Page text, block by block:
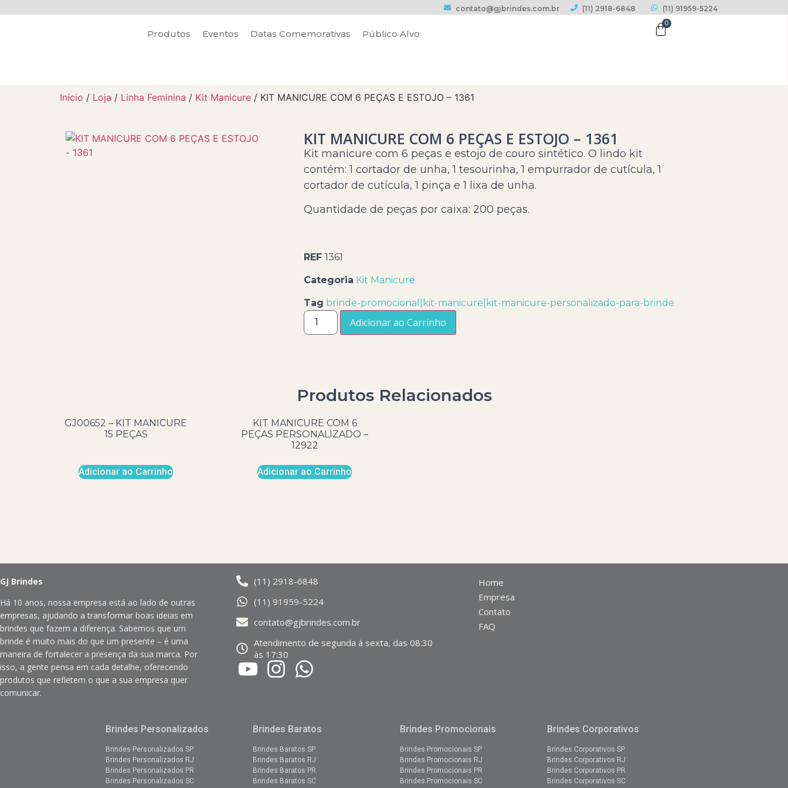
contato@gjbrindes.com.br (11) 2918-6848 (11) 91959-5224
Produtos Eventos Datas Comemorativas Público Alvo
0
Início / Loja / Linha Feminina / Kit Manicure / KIT MANICURE COM 6 PEÇAS E ESTOJO – 1361
KIT MANICURE COM 6 PEÇAS E ESTOJO – 1361
Kit manicure com 6 peças e estojo de couro sintético. O lindo kit
contém: 1 cortador de unha, 1 tesourinha, 1 empurrador de cutícula, 1
cortador de cutícula, 1 pinça e 1 lixa de unha.
Quantidade de peças por caixa: 200 peças.
REF 1361
Categoria Kit Manicure
Tag brinde-promocional|kit-manicure|kit-manicure-personalizado-para-brinde
Adicionar ao Carrinho
Produtos Relacionados
GJ00652 – KIT MANICURE
15 PEÇAS
Adicionar ao Carrinho
KIT MANICURE COM 6
PEÇAS PERSONALIZADO –
12922
Adicionar ao Carrinho
GJ Brindes
Há 10 anos, nossa empresa está ao lado de outras
empresas, ajudando a transformar boas ideias em
brindes que fazem a diferença. Sabemos que um
brinde é muito mais do que um presente – é uma
maneira de fortalecer a presença da sua marca. Por
isso, a gente pensa em cada detalhe, oferecendo
produtos que refletem o que a sua empresa quer
comunicar.
(11) 2918-6848
(11) 91959-5224
contato@gjbrindes.com.br
Atendimento de segunda à sexta, das 08:30
às 17:30
Home
Empresa
Contato
FAQ
Brindes Personalizados
Brindes Personalizados SP
Brindes Personalizados RJ
Brindes Personalizados PR
Brindes Personalizados SC
Brindes Baratos
Brindes Baratos SP
Brindes Baratos RJ
Brindes Baratos PR
Brindes Baratos SC
Brindes Promocionais
Brindes Promocionais SP
Brindes Promocionais RJ
Brindes Promocionais PR
Brindes Promocionais SC
Brindes Corporativos
Brindes Corporativos SP
Brindes Corporativos RJ
Brindes Corporativos PR
Brindes Corporativos SC